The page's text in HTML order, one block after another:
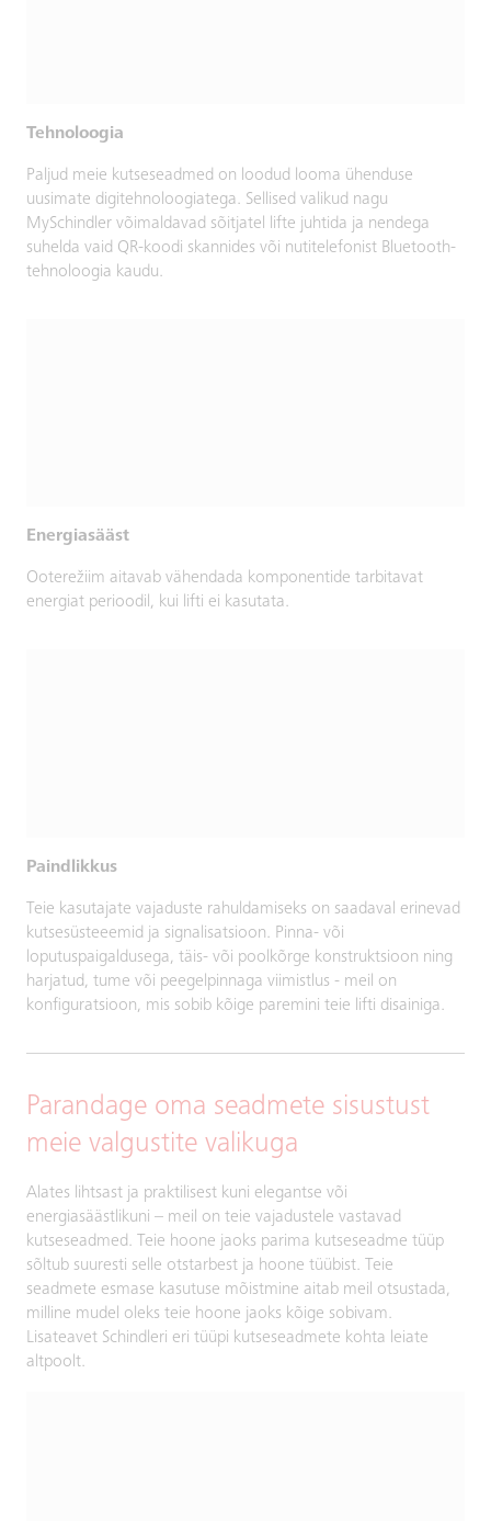
Tehnoloogia
Paljud meie kutseseadmed on loodud looma ühenduse
uusimate digitehnoloogiatega. Sellised valikud nagu
MySchindler võimaldavad sõitjatel lifte juhtida ja nendega
suhelda vaid QR-koodi skannides või nutitelefonist Bluetooth-
tehnoloogia kaudu.
Energiasääst
Ooterežiim aitavab vähendada komponentide tarbitavat
energiat perioodil, kui lifti ei kasutata.
Paindlikkus
Teie kasutajate vajaduste rahuldamiseks on saadaval erinevad
kutsesüsteeemid ja signalisatsioon. Pinna- või
loputuspaigaldusega, täis- või poolkõrge konstruktsioon ning
harjatud, tume või peegelpinnaga viimistlus - meil on
konfiguratsioon, mis sobib kõige paremini teie lifti disainiga.
Parandage oma seadmete sisustust
meie valgustite valikuga
Alates lihtsast ja praktilisest kuni elegantse või
energiasäästlikuni – meil on teie vajadustele vastavad
kutseseadmed. Teie hoone jaoks parima kutseseadme tüüp
sõltub suuresti selle otstarbest ja hoone tüübist. Teie
seadmete esmase kasutuse mõistmine aitab meil otsustada,
milline mudel oleks teie hoone jaoks kõige sobivam.
Lisateavet Schindleri eri tüüpi kutseseadmete kohta leiate
altpoolt.